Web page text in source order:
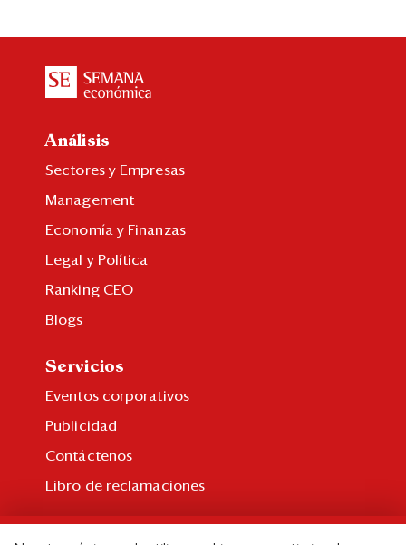
Análisis
Sectores y Empresas
Management
Economía y Finanzas
Legal y Política
Ranking CEO
Blogs
Servicios
Eventos corporativos
Publicidad
Contáctenos
Libro de reclamaciones